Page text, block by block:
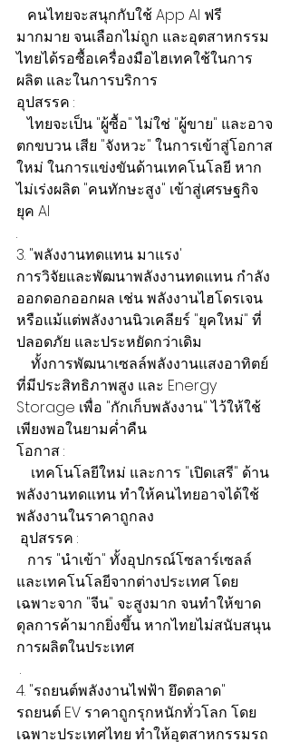
คนไทยจะสนุกกับใช้ App AI ฟรี
มากมาย จนเลือกไม่ถูก และอุตสาหกรรม
ไทยได้รอซื้อเครื่องมือไฮเทคใช้ในการ
ผลิต และในการบริการ
อุปสรรค :
ไทยจะเป็น "ผู้ซื้อ" ไม่ใช่ "ผู้ขาย" และอาจ
ตกขบวน เสีย "จังหวะ" ในการเข้าสู่โอกาส
ใหม่ ในการแข่งขันด้านเทคโนโลยี หาก
ไม่เร่งผลิต "คนทักษะสูง" เข้าสู่เศรษฐกิจ
ยุค AI
.
3. "พลังงานทดแทน มาแรง'
การวิจัยและพัฒนาพลังงานทดแทน กำลัง
ออกดอกออกผล เช่น พลังงานไฮโดรเจน
หรือแม้แต่พลังงานนิวเคลียร์ "ยุคใหม่" ที่
ปลอดภัย และประหยัดกว่าเดิม
ทั้งการพัฒนาเซลล์พลังงานแสงอาทิตย์
ที่มีประสิทธิภาพสูง และ Energy
Storage เพื่อ "กักเก็บพลังงาน" ไว้ให้ใช้
เพียงพอในยามค่ำคืน
โอกาส :
เทคโนโลยีใหม่ และการ "เปิดเสรี" ด้าน
พลังงานทดแทน ทำให้คนไทยอาจได้ใช้
พลังงานในราคาถูกลง
อุปสรรค :
การ "นำเข้า" ทั้งอุปกรณ์โซลาร์เซลล์
และเทคโนโลยีจากต่างประเทศ โดย
เฉพาะจาก "จีน" จะสูงมาก จนทำให้ขาด
ดุลการค้ามากยิ่งขึ้น หากไทยไม่สนับสนุน
การผลิตในประเทศ
.
4. "รถยนต์พลังงานไฟฟ้า ยึดตลาด"
รถยนต์ EV ราคาถูกรุกหนักทั่วโลก โดย
เฉพาะประเทศไทย ทำให้อุตสาหกรรมรถ